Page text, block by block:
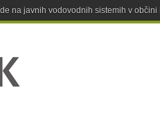
na javnih vodovodnih sistemih v občini